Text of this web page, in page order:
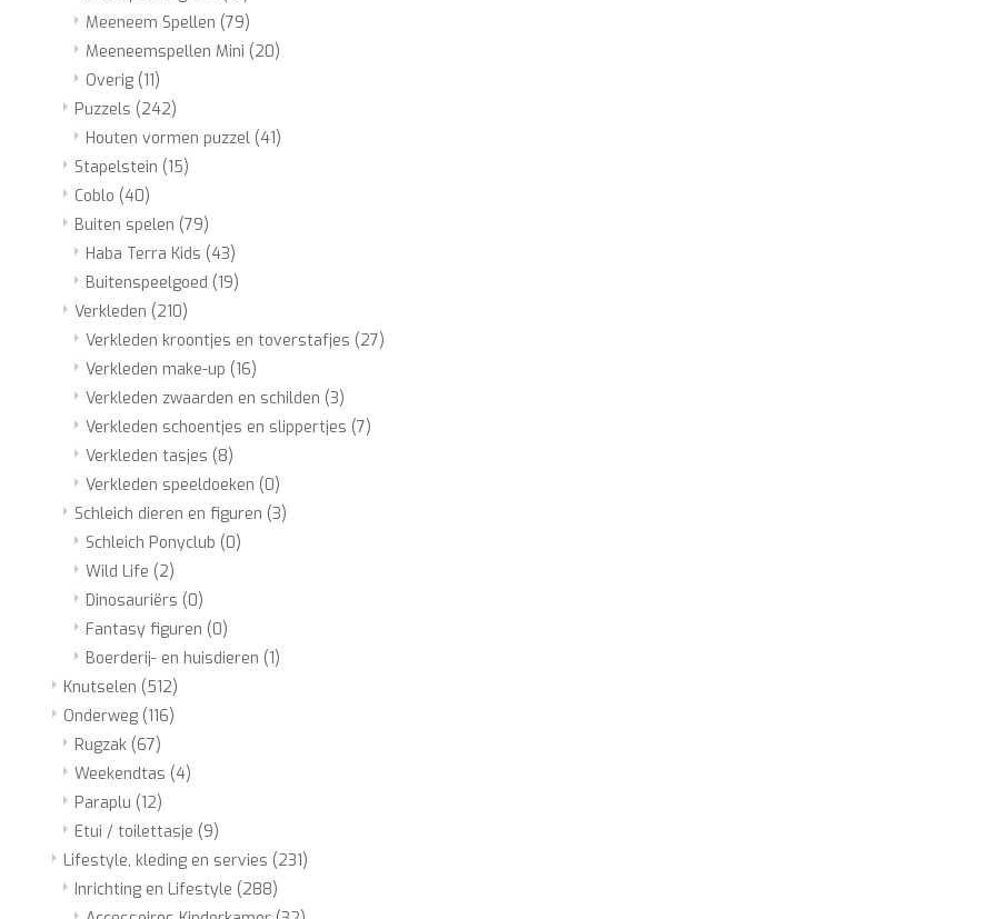
Meeneem Spellen (79)
Meeneemspellen Mini (20)
Overig (11)
Puzzels (242)
Houten vormen puzzel (41)
Stapelstein (15)
Coblo (40)
Buiten spelen (79)
Haba Terra Kids (43)
Buitenspeelgoed (19)
Verkleden (210)
Verkleden kroontjes en toverstafjes (27)
Verkleden make-up (16)
Verkleden zwaarden en schilden (3)
Verkleden schoentjes en slippertjes (7)
Verkleden tasjes (8)
Verkleden speeldoeken (0)
Schleich dieren en figuren (3)
Schleich Ponyclub (0)
Wild Life (2)
Dinosauriërs (0)
Fantasy figuren (0)
Boerderij- en huisdieren (1)
Knutselen (512)
Onderweg (116)
Rugzak (67)
Weekendtas (4)
Paraplu (12)
Etui / toilettasje (9)
Lifestyle, kleding en servies (231)
Inrichting en Lifestyle (288)